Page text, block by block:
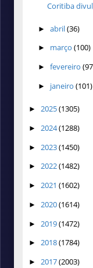
Coritiba
► abril(36)
► março (100)
► fevereiro
► janeiro (101)
► 2025(1305)
► 2024(1288)
► 2023(1450)
► 2022(1482)
► 2021 (1602)
► 2020(1614)
► 2019(1472)
► 2018(1784)
► 2017(2003)